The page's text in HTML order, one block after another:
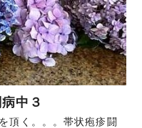
中３
頂く。。。帯状疱疹闘